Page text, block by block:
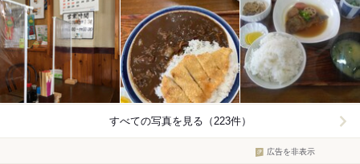
すべての写真を見る（223件）
広告を非表示